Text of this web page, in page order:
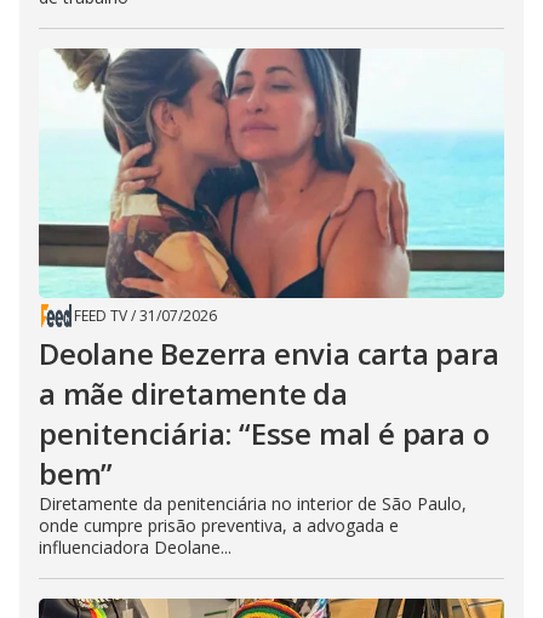
FEED TV/31/07/2026
Deolane Bezerra envia carta para
a mãe diretamente da
penitenciária: “Esse mal é para o
bem”
Diretamente da penitenciária no interior de São Paulo,
onde cumpre prisão preventiva, a advogada e
influenciadora Deolane...